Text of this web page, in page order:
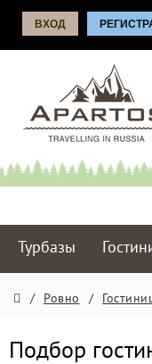
ВХОД
Турбазы
/ Ровно /
Подбор